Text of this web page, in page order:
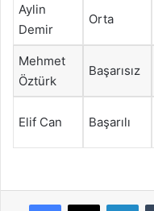
Aylin
Demir
Orta
Mehmet
Öztürk
Başarısız
Elif Can Başarılı
Facebook
X